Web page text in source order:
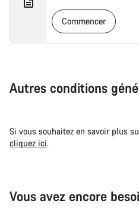
Commencer
Autres conditions
Si vous souhaitez en savoir plus
cliquez ici.
Vous avez encore